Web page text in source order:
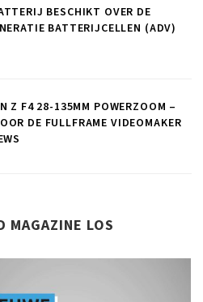
BESCHIKT OVER DE
BATTERIJCELLEN (ADV)
Z F4 28-135MM POWERZOOM –
DE FULLFRAME VIDEOMAKER
MAGAZINE LOS